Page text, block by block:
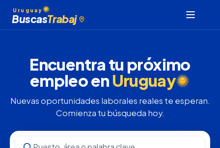
Uruguay
BuscasTrabaj
Encuentra tu próximo
empleo en Uruguay
Nuevas oportunidades laborales reales te esperan.
Comienza tu búsqueda hoy.